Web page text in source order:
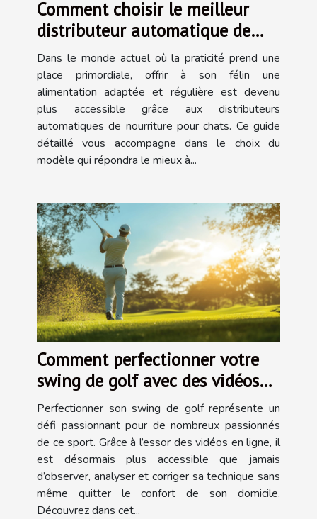
Comment choisir le meilleur
distributeur automatique de
nourriture pour chats ?
Dans le monde actuel où la praticité prend une
place primordiale, offrir à son félin une
alimentation adaptée et régulière est devenu
plus accessible grâce aux distributeurs
automatiques de nourriture pour chats. Ce guide
détaillé vous accompagne dans le choix du
modèle qui répondra le mieux à...
Comment perfectionner votre
swing de golf avec des vidéos
en ligne
Perfectionner son swing de golf représente un
défi passionnant pour de nombreux passionnés
de ce sport. Grâce à l’essor des vidéos en ligne, il
est désormais plus accessible que jamais
d’observer, analyser et corriger sa technique sans
même quitter le confort de son domicile.
Découvrez dans cet...